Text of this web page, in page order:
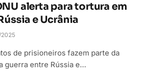
alerta para tortura em
e Ucrânia
2025
de prisioneiros fazem parte da
guerra entre Rússia e…